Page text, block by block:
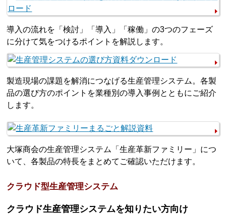
導入の流れを「検討」「導入」「稼働」の3つのフェーズ
に分けて気をつけるポイントを解説します。
製造現場の課題を解消につなげる生産管理システム。各製
品の選び方のポイントを業種別の導入事例とともにご紹介
します。
大塚商会の生産管理システム「生産革新ファミリー」につ
いて、各製品の特長をまとめてご確認いただけます。
クラウド型生産管理システム
クラウド生産管理システムを知りたい方向け